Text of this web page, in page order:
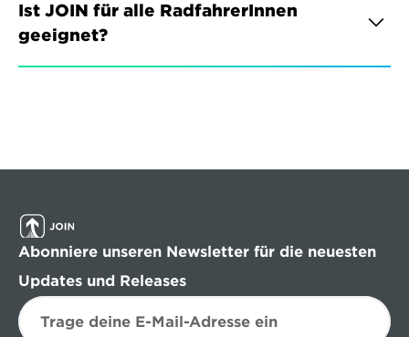
Ist JOIN für alle RadfahrerInnen
geeignet?
Abonniere unseren Newsletter für die neuesten
Updates und Releases